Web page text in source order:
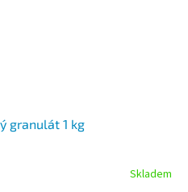
granulát 1 kg
Skladem